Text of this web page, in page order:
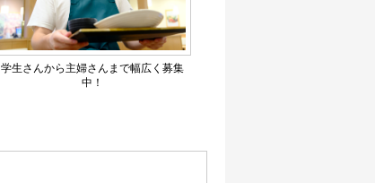
学生さんから主婦さんまで幅広く募集
中！